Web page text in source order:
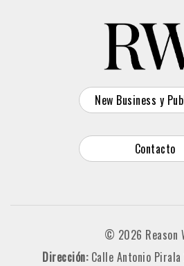
New Business y
Contacto
© 2026 Reason
Dirección: Calle Antonio